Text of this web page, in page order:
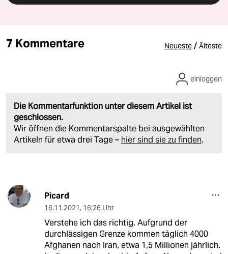
7 Kommentare Neueste / Älteste
Die Kommentarfunktion unter diesem Artikel ist
geschlossen.
Wir öffnen die Kommentarspalte bei ausgewählten
Artikeln für etwa drei Tage – hier sind sie zu finden.
einloggen
Picard
16.11.2021, 16:26 Uhr
Verstehe ich das richtig. Aufgrund der
durchlässigen Grenze kommen täglich 4000
Afghanen nach Iran, etwa 1,5 Millionen jährlich.